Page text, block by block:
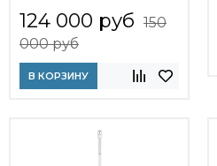
124 000 руб 150
000 руб
В КОРЗИНУ